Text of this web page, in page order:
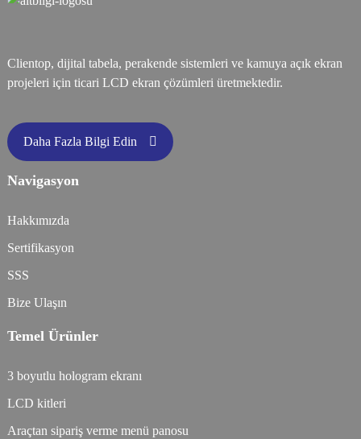
Clientop, dijital tabela, perakende sistemleri ve kamuya açık ekran
projeleri için ticari LCD ekran çözümleri üretmektedir.
Daha Fazla Bilgi Edin
Navigasyon
Hakkımızda
Sertifikasyon
SSS
Bize Ulaşın
Temel Ürünler
3 boyutlu hologram ekranı
LCD kitleri
Araçtan sipariş verme menü panosu